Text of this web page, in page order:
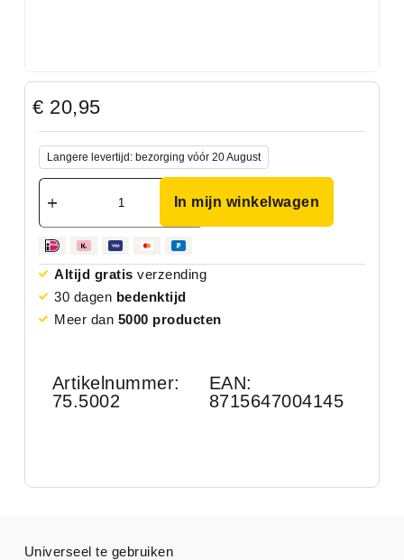
€ 20,95
Langere levertijd: bezorging vóór 20 August
In mijn winkelwagen
Altijd gratis verzending
30 dagen bedenktijd
Meer dan 5000 producten
Artikelnummer:
75.5002
EAN:
8715647004145
Universeel te gebruiken